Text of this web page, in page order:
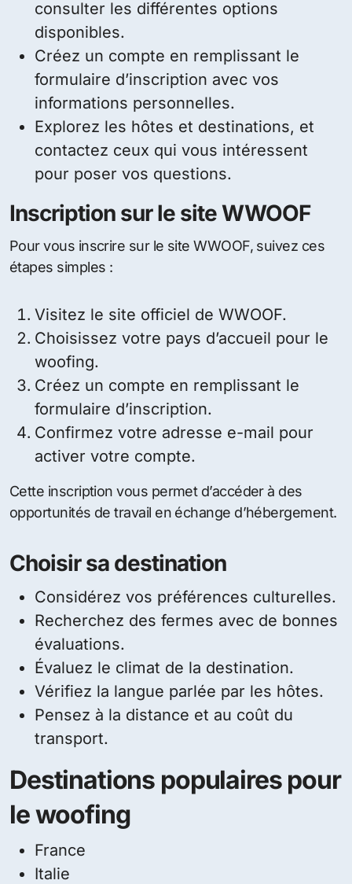
consulter les différentes options
disponibles.
Créez un compte en remplissant le
formulaire d’inscription avec vos
informations personnelles.
Explorez les hôtes et destinations, et
contactez ceux qui vous intéressent
pour poser vos questions.
Inscription sur le site WWOOF
Pour vous inscrire sur le site WWOOF, suivez ces
étapes simples :
Visitez le site officiel de WWOOF.
Choisissez votre pays d’accueil pour le
woofing.
Créez un compte en remplissant le
formulaire d’inscription.
Confirmez votre adresse e-mail pour
activer votre compte.
Cette inscription vous permet d’accéder à des
opportunités de travail en échange d’hébergement.
Choisir sa destination
Considérez vos préférences culturelles.
Recherchez des fermes avec de bonnes
évaluations.
Évaluez le climat de la destination.
Vérifiez la langue parlée par les hôtes.
Pensez à la distance et au coût du
transport.
Destinations populaires pour
le woofing
France
Italie